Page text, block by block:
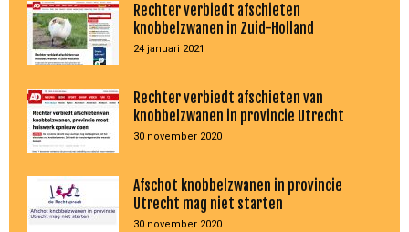
Rechter verbiedt afschieten
knobbelzwanen in Zuid-Holland
24 januari 2021
Rechter verbiedt afschieten van
knobbelzwanen in provincie Utrecht
30 november 2020
Afschot knobbelzwanen in provincie
Utrecht mag niet starten
30 november 2020